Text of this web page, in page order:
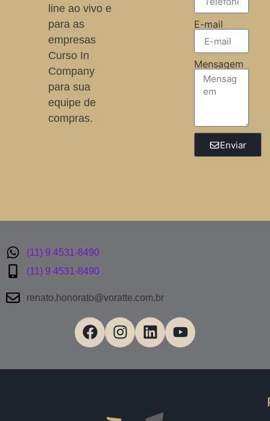
line ao vivo e
para as
empresas
Curso In
Company
para sua
equipe de
compras.
E-mail
Mensagem
Enviar
(11) 9 4531-8490
(11) 9 4531-8490
renato.honorato@voratte.com.br